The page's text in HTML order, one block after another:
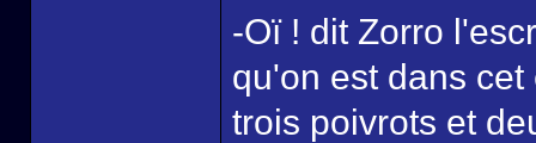
-Oï ! dit Zorro
qu'on est dans
trois poivrots et